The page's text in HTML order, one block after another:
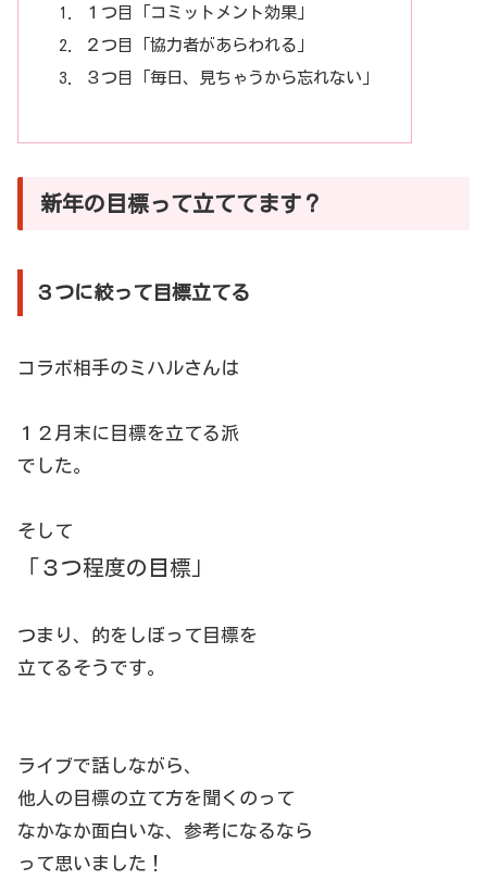
１つ目「コミットメント効果」
２つ目「協力者があらわれる」
３つ目「毎日、見ちゃうから忘れない」
新年の目標って立ててます？
３つに絞って目標立てる
コラボ相手のミハルさんは
１２月末に目標を立てる派
でした。
そして
「３つ程度の目標」
つまり、的をしぼって目標を
立てるそうです。
ライブで話しながら、
他人の目標の立て方を聞くのって
なかなか面白いな、参考になるなら
って思いました！